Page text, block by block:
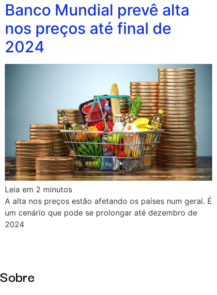
Banco Mundial prevê alta
nos preços até final de
2024
Leia em 2 minutos
A alta nos preços estão afetando os países num geral. É
um cenário que pode se prolongar até dezembro de
2024
Sobre